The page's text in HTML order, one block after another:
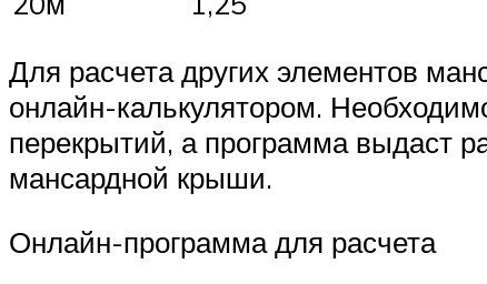
Для расчета других элементов
онлайн-калькулятором.
перекрытий, а программа выдаст
мансардной крыши.
Онлайн-программа для расчета